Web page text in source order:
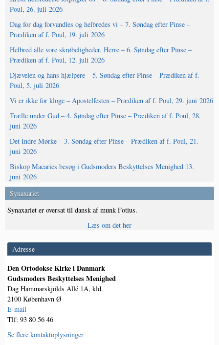
Poul, 26. juli 2026
Dag for dag forvandles og helbredes vi – 7. Søndag efter Pinse –
Prædiken af f. Poul, 19. juli 2026
Helbred alle vore skrøbeligheder, Herre – 6. Søndag efter Pinse –
Prædiken af f. Poul, 12. juli 2026
Djævelen og hans hjælpere – 5. Søndag efter Pinse – Prædiken af f.
Poul, 5. juli 2026
Vi er ikke for kloge – Apostelfesten – Prædiken af f. Poul, 29. juni 2026
Trælle under Gud – 4. Søndag efter Pinse – Prædiken af f. Poul, 28.
juni 2026
Det Indre Mørke – 3. Søndag efter Pinse – Prædiken af f. Poul, 21.
juni 2026
Biskop Macaries besøg i Gudsmoders Beskyttelses Menighed 13.
juni 2026
Synaxariet
Synaxariet er oversat til dansk af munk Fotius.
Læs om det her
Adresse
Den Ortodokse Kirke i Danmark
Gudsmoders Beskyttelses Menighed
Dag Hammarskjölds Allé 1A, kld.
2100 København Ø
E-mail
Tlf: 93 80 56 46
Se flere kontaktoplysninger